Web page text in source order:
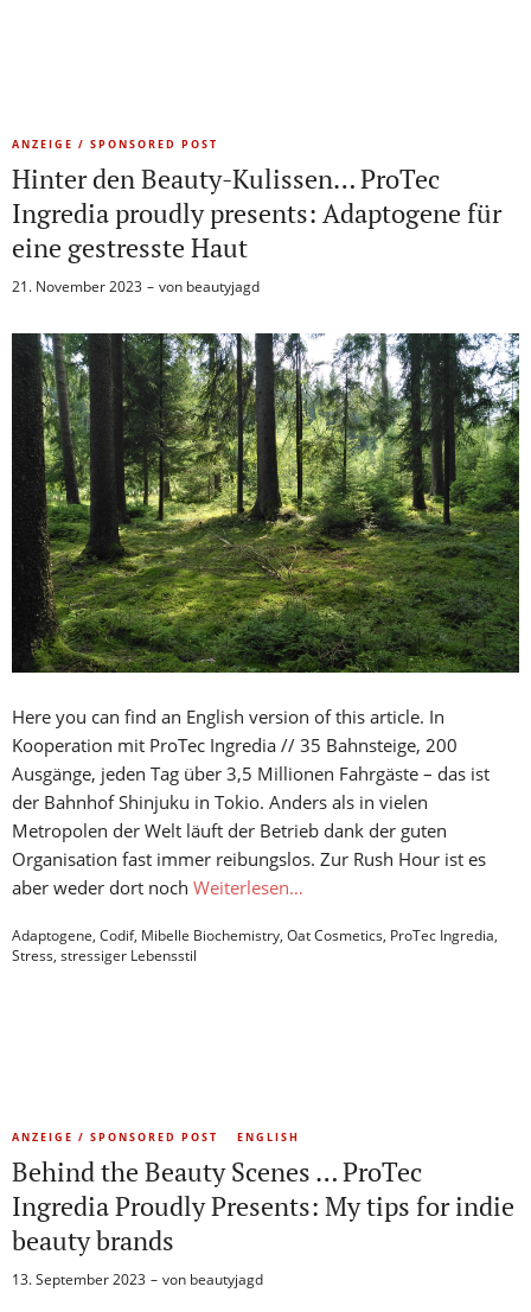
ANZEIGE / SPONSORED POST
Hinter den Beauty-Kulissen… ProTec
Ingredia proudly presents: Adaptogene für
eine gestresste Haut
21. November 2023 von beautyjagd
Here you can find an English version of this article. In
Kooperation mit ProTec Ingredia // 35 Bahnsteige, 200
Ausgänge, jeden Tag über 3,5 Millionen Fahrgäste – das ist
der Bahnhof Shinjuku in Tokio. Anders als in vielen
Metropolen der Welt läuft der Betrieb dank der guten
Organisation fast immer reibungslos. Zur Rush Hour ist es
aber weder dort noch Weiterlesen…
Adaptogene, Codif, Mibelle Biochemistry, Oat Cosmetics, ProTec Ingredia,
Stress, stressiger Lebensstil
ANZEIGE / SPONSORED POST ENGLISH
Behind the Beauty Scenes … ProTec
Ingredia Proudly Presents: My tips for indie
beauty brands
13. September 2023 von beautyjagd